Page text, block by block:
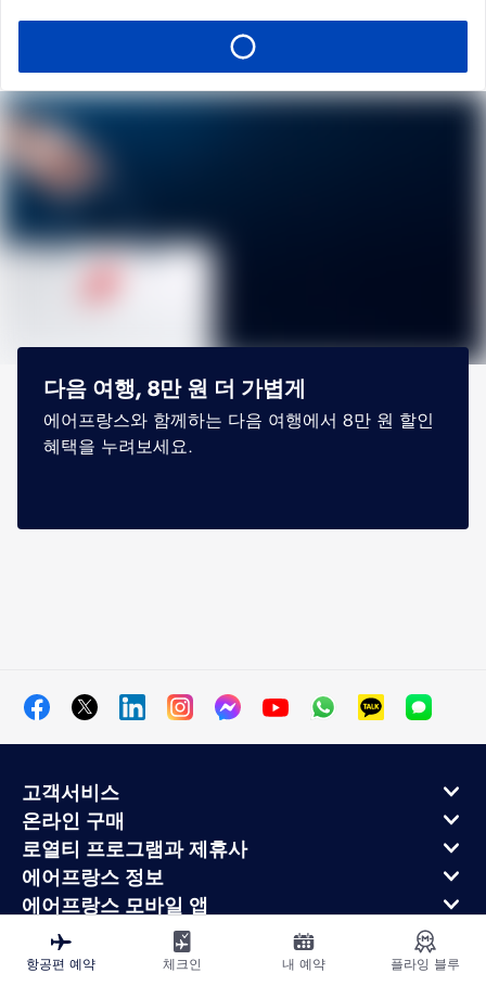
다음 여행, 8만 원 더 가볍게
에어프랑스와 함께하는 다음 여행에서 8만 원 할인
혜택을 누려보세요.
고객서비스
온라인 구매
로열티 프로그램과 제휴사
에어프랑스 정보
에어프랑스 모바일 앱
항공편 예약 체크인 내 예약 플라잉 블루